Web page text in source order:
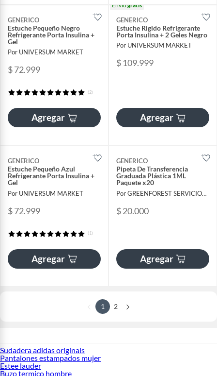
GENERICO
Estuche Pequeño Negro
Refrigerante Porta Insulina +
Gel
Por UNIVERSUM MARKET
$ 72.999
(2)
Agregar
Envíogratis
GENERICO
Estuche Rigido Refrigerante
Porta Insulina + 2 Geles Negro
Por UNIVERSUM MARKET
$ 109.999
Agregar
GENERICO
Estuche Pequeño Azul
Refrigerante Porta Insulina +
Gel
Por UNIVERSUM MARKET
$ 72.999
(1)
Agregar
GENERICO
Pipeta De Transferencia
Graduada Plástica 1ML
Paquete x20
Por GREENFOREST SERVICIOS FORESTALES SAS
$ 20.000
Agregar
1 2
Sudadera adidas originals
Pantalones estampados mujer
Estee lauder
Buzo termico hombre